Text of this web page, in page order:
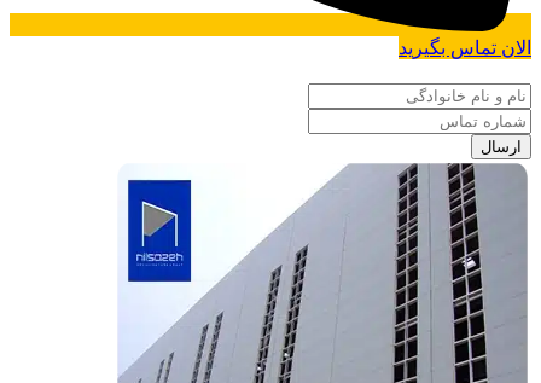
الان تماس بگیرید